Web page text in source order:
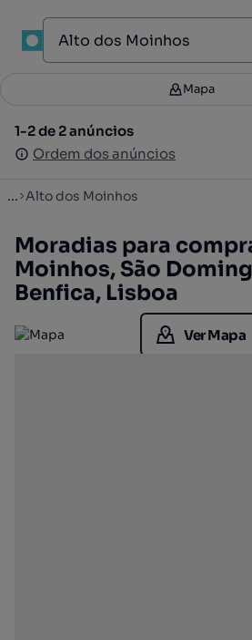
Filtros 2
1-2 de 2 anúncios
Ordem dos anúncios
Mapa
1-2 de 2 anúncios
Ordem dos anúncios
... Alto dos Moinhos
Moradias para
Moinhos, São
Benfica, Lisboa
Ver Mapa